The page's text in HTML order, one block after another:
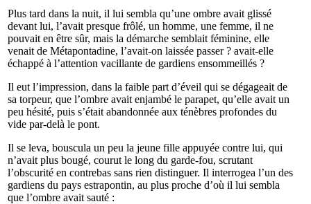
Plus tard dans la nuit, il lui sembla qu’une ombre avait glissé
devant lui, l’avait presque frôlé, un homme, une femme, il ne
pouvait en être sûr, mais la démarche semblait féminine, elle
venait de Métapontadine, l’avait-on laissée passer ? avait-elle
échappé à l’attention vacillante de gardiens ensommeillés ?
Il eut l’impression, dans la faible part d’éveil qui se dégageait de
sa torpeur, que l’ombre avait enjambé le parapet, qu’elle avait un
peu hésité, puis s’était abandonnée aux ténèbres profondes du
vide par-delà le pont.
Il se leva, bouscula un peu la jeune fille appuyée contre lui, qui
n’avait plus bougé, courut le long du garde-fou, scrutant
l’obscurité en contrebas sans rien distinguer. Il interrogea l’un des
gardiens du pays estrapontin, au plus proche d’où il lui sembla
que l’ombre avait sauté :